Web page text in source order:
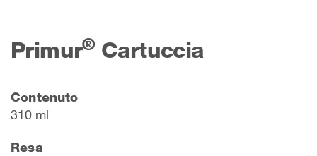
Primur®Cartuccia
Contenuto
310 ml
Resa